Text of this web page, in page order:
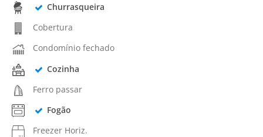
Churrasqueira
Cobertura
Condomínio fechado
Cozinha
Ferro passar
Fogão
Freezer Horiz.